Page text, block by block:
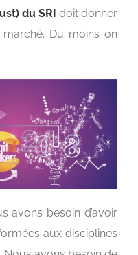
du SRI doit donner
Du moins on
avons besoin d’avoir
aux disciplines